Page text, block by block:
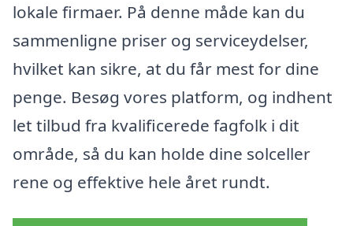
lokale firmaer. På denne måde kan du
sammenligne priser og serviceydelser,
hvilket kan sikre, at du får mest for dine
penge. Besøg vores platform, og indhent
let tilbud fra kvalificerede fagfolk i dit
område, så du kan holde dine solceller
rene og effektive hele året rundt.